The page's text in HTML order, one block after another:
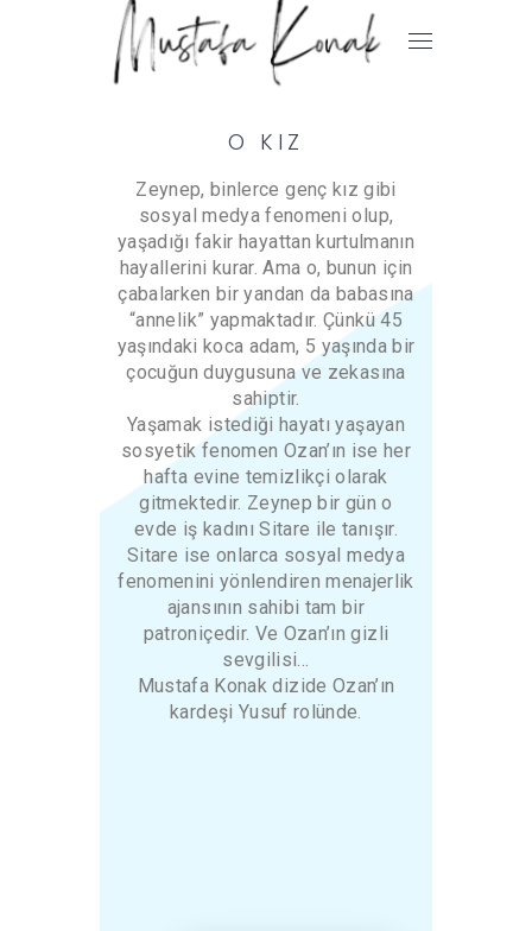
O KIZ
Zeynep, binlerce genç kız gibi
sosyal medya fenomeni olup,
yaşadığı fakir hayattan kurtulmanın
hayallerini kurar. Ama o, bunun için
çabalarken bir yandan da babasına
“annelik” yapmaktadır. Çünkü 45
yaşındaki koca adam, 5 yaşında bir
çocuğun duygusuna ve zekasına
sahiptir.
Yaşamak istediği hayatı yaşayan
sosyetik fenomen Ozan’ın ise her
hafta evine temizlikçi olarak
gitmektedir. Zeynep bir gün o
evde iş kadını Sitare ile tanışır.
Sitare ise onlarca sosyal medya
fenomenini yönlendiren menajerlik
ajansının sahibi tam bir
patroniçedir. Ve Ozan’ın gizli
sevgilisi…
Mustafa Konak dizide Ozan’ın
kardeşi Yusuf rolünde.